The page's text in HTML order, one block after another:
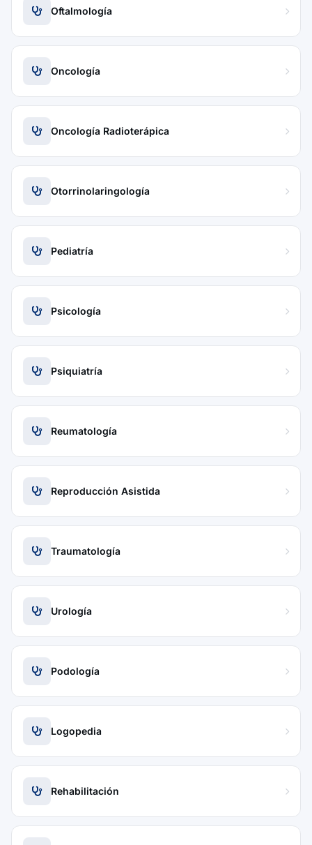
Oftalmología
Oncología
Oncología Radioterápica
Otorrinolaringología
Pediatría
Psicología
Psiquiatría
Reumatología
Reproducción Asistida
Traumatología
Urología
Podología
Logopedia
Rehabilitación